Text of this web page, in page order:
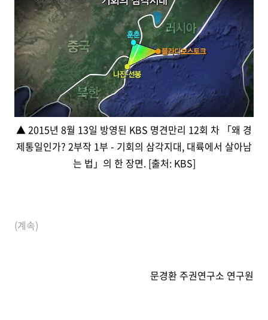
▲ 2015년 8월 13일 방영된 KBS 명견만리 12회 차 「왜 경
제통일인가? 2부작 1부 - 기회의 삼각지대, 대륙에서 살아남
는 법」의 한 장면. [출처: KBS]
(계속)
문경환 주권연구소 연구원